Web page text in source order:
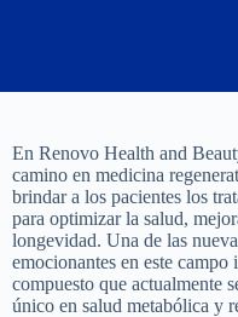
En Renovo Health and
camino en medicina
brindar a los pacientes los
para optimizar la salud,
longevidad. Una de las
emocionantes en este
compuesto que actualmente
único en salud metabólica y